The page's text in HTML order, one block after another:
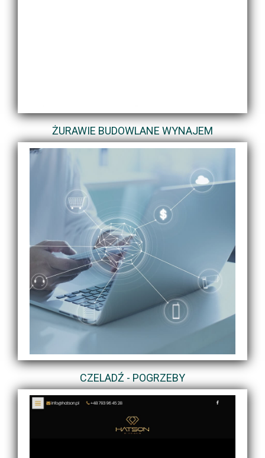
ŻURAWIE BUDOWLANE WYNAJEM
CZELADŹ - POGRZEBY